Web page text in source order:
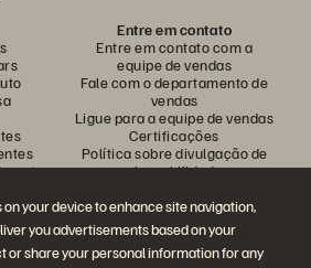
your device to enhance site navigation,
you advertisements based on your
or share your personal information for any
Entre em contato
Entre em contato com a
equipe de vendas
Fale com o departamento de
vendas
Ligue para a equipe de vendas
Certificações
Política sobre divulgação de
vulnerabilidades
da conversa
as redes sociais da Everpure